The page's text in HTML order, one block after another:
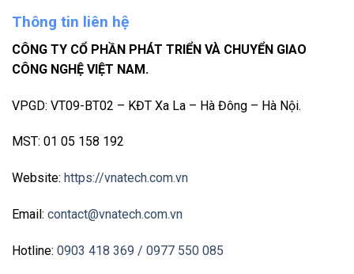
Thông tin liên hệ
CÔNG TY CỔ PHẦN PHÁT TRIỂN VÀ CHUYỂN GIAO
CÔNG NGHỆ VIỆT NAM.
VPGD: VT09-BT02 – KĐT Xa La – Hà Đông – Hà Nội.
MST: 01 05 158 192
Website: https://vnatech.com.vn
Email: contact@vnatech.com.vn
Hotline: 0903 418 369 / 0977 550 085